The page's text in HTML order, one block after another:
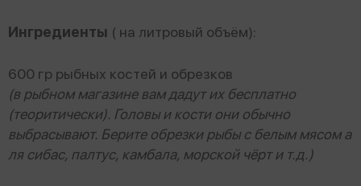
Ингредиенты ( на литровый объём):
600 гр рыбных костей и обрезков
(в рыбном магазине вам дадут их бесплатно
(теоритически). Головы и кости они обычно
выбрасывают. Берите обрезки рыбы с белым мясом а
ля сибас, палтус, камбала, морской чёрт и т.д.)